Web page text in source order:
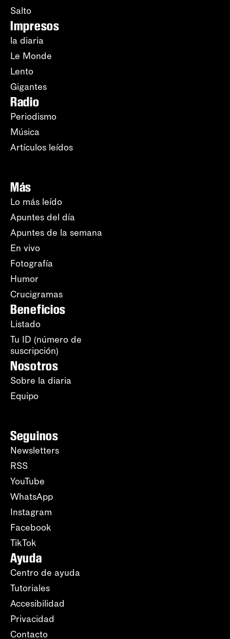
Salto
Impresos
la diaria
Le Monde
Lento
Gigantes
Radio
Periodismo
Música
Artículos leídos
Más
Lo más leído
Apuntes del día
Apuntes de la semana
En vivo
Fotografía
Humor
Crucigramas
Beneficios
Listado
Tu ID (número de
suscripción)
Nosotros
Sobre la diaria
Equipo
Seguinos
Newsletters
RSS
YouTube
WhatsApp
Instagram
Facebook
TikTok
Ayuda
Centro de ayuda
Tutoriales
Accesibilidad
Privacidad
Contacto